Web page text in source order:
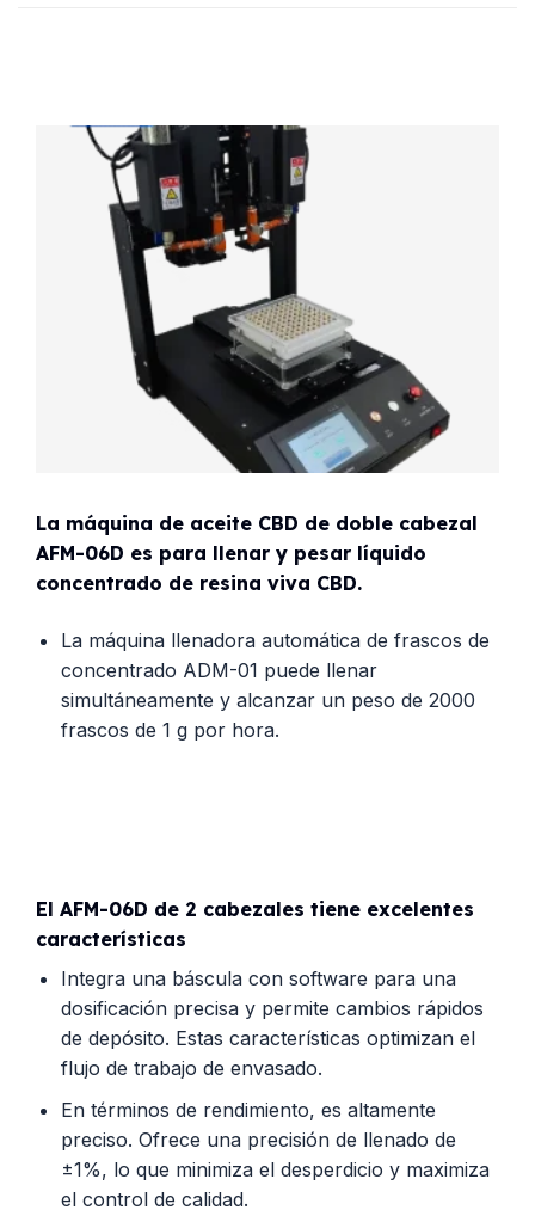
La máquina de aceite CBD de doble cabezal
AFM-06D es para llenar y pesar líquido
concentrado de resina viva CBD.
La máquina llenadora automática de frascos de
concentrado ADM-01 puede llenar
simultáneamente y alcanzar un peso de 2000
frascos de 1 g por hora.
El AFM-06D de 2 cabezales tiene excelentes
características
Integra una báscula con software para una
dosificación precisa y permite cambios rápidos
de depósito. Estas características optimizan el
flujo de trabajo de envasado.
En términos de rendimiento, es altamente
preciso. Ofrece una precisión de llenado de
±1%, lo que minimiza el desperdicio y maximiza
el control de calidad.